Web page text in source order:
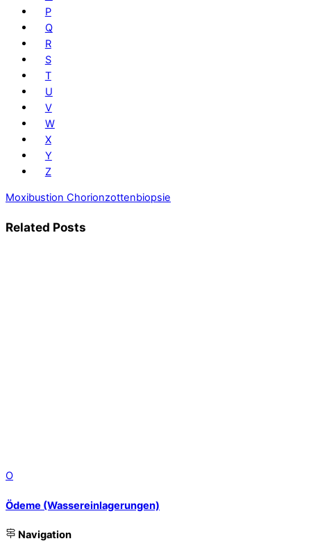
P
Q
R
S
T
U
V
W
X
Y
Z
Moxibustion Chorionzottenbiopsie
Related Posts
O
Ödeme (Wassereinlagerungen)
Navigation